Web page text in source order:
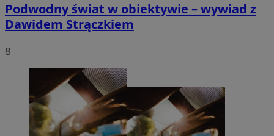
Podwodny świat w obiektywie – wywiad z
Dawidem Strączkiem
8